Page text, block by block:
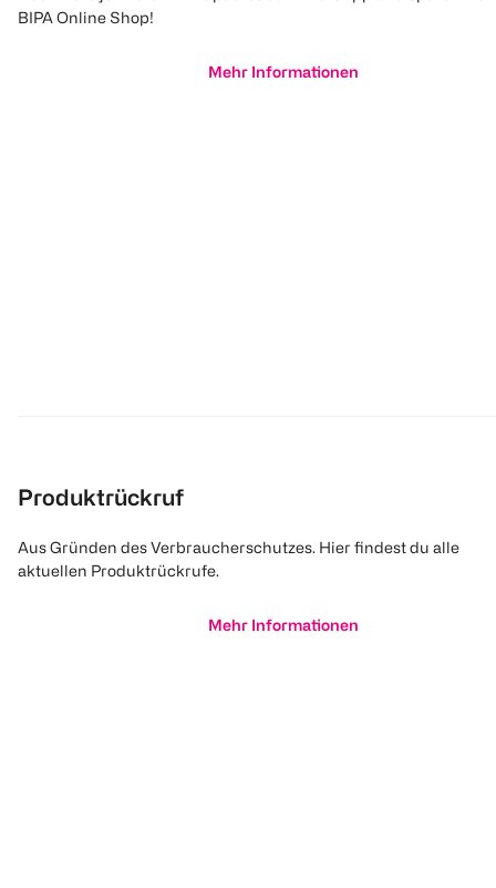
BIPA Online Shop!
Mehr Informationen
Produktrückruf
Aus Gründen des Verbraucherschutzes. Hier findest du alle
aktuellen Produktrückrufe.
Mehr Informationen